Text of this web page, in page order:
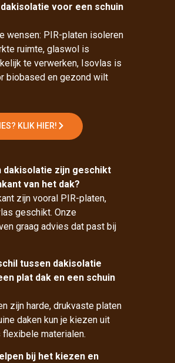
voor een schuin
wensen: PIR-platen isoleren
ruimte, glaswol is
te verwerken, Isovlas is
biobased en gezond wilt
KLIK HIER!
dakisolatie zijn geschikt
van het dak?
zijn vooral PIR-platen,
geschikt. Onze
graag advies dat past bij
tussen dakisolatie
plat dak en een schuin
zijn harde, drukvaste platen
daken kun je kiezen uit
materialen.
bij het kiezen en